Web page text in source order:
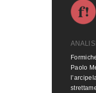
Paolo